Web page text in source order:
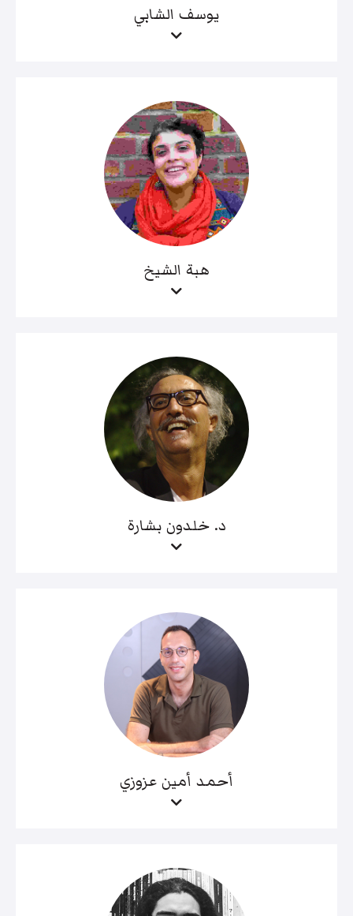
يوسف الشابي
هبة الشيخ
د. خلدون بشارة
أحمد أمين عزوزي